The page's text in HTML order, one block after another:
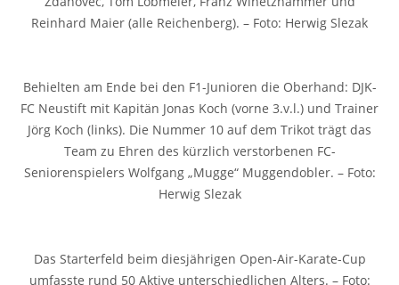
Reinhard Maier (alle Reichenberg). – Foto: Herwig Slezak
Behielten am Ende bei den F1-Junioren die Oberhand: DJK-
FC Neustift mit Kapitän Jonas Koch (vorne 3.v.l.) und Trainer
Jörg Koch (links). Die Nummer 10 auf dem Trikot trägt das
Team zu Ehren des kürzlich verstorbenen FC-
Seniorenspielers Wolfgang „Mugge“ Muggendobler. – Foto:
Herwig Slezak
Das Starterfeld beim diesjährigen Open-Air-Karate-Cup
umfasste rund 50 Aktive unterschiedlichen Alters. – Foto: